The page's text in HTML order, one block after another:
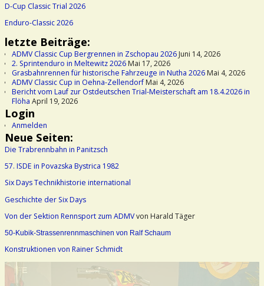
D-Cup Classic Trial 2026
Enduro-Classic 2026
letzte Beiträge:
ADMV Classic Cup Bergrennen in Zschopau 2026Juni 14, 2026
2. Sprintenduro in Meltewitz 2026Mai 17, 2026
Grasbahnrennen für historische Fahrzeuge in Nutha 2026Mai 4, 2026
ADMV Classic Cup in Oehna-ZellendorfMai 4, 2026
Bericht vom Lauf zur Ostdeutschen Trial-Meisterschaft am 18.4.2026 in
Flöha April 19, 2026
Login
Anmelden
Neue Seiten:
Die Trabrennbahn in Panitzsch
57. ISDE in Povazska Bystrica 1982
Six Days Technikhistorie international
Geschichte der Six Days
Von der Sektion Rennsport zum ADMVvon Harald Täger
50-Kubik-Strassenrennmaschinen von Ralf Schaum
Konstruktionen von Rainer Schmidt